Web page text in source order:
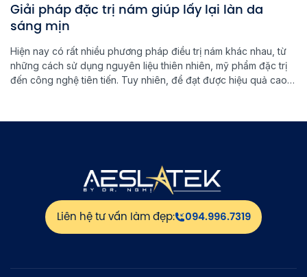
Giải pháp đặc trị nám giúp lấy lại làn da
sáng mịn
Hiện nay có rất nhiều phương pháp điều trị nám khác nhau, từ
những cách sử dụng nguyên liệu thiên nhiên, mỹ phẩm đặc trị
đến công nghệ tiên tiến. Tuy nhiên, để đạt được hiệu quả cao
Liên hệ tư vấn làm đẹp: 094.996.7319